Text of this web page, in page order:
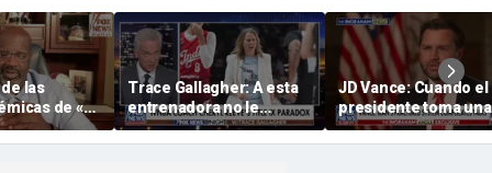
las
de «
el trato
Caitlin
Trace Gallagher: A esta
entrenadora no le
preocupa la igualdad de
oportunidades, sino solo
JD Vance: Cuando el
presidente toma una
decisión, estamos
de acuerdo